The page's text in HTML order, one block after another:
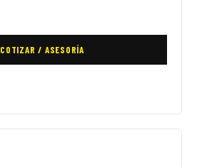
COTIZAR / ASESORÍA